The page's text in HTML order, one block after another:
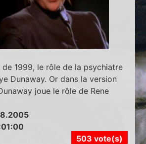
de 1999, le rôle de la psychiatre
Dunaway. Or dans la version
joue le rôle de Rene
503 vote(s)